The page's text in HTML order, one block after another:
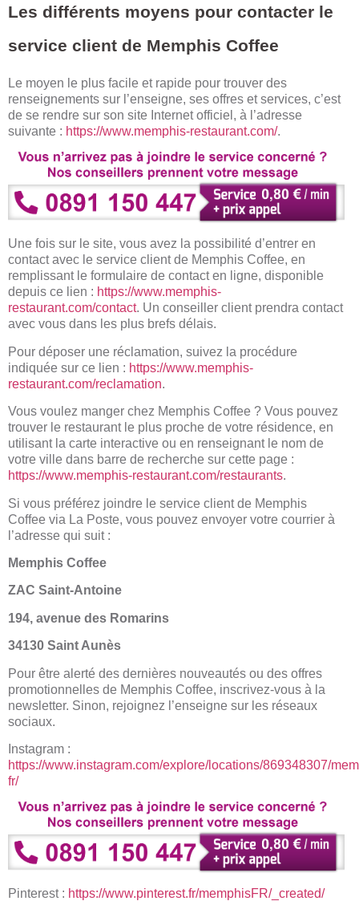
Les différents moyens pour contacter le
service client de Memphis Coffee
Le moyen le plus facile et rapide pour trouver des
renseignements sur l’enseigne, ses offres et services, c’est
de se rendre sur son site Internet officiel, à l’adresse
suivante : https://www.memphis-restaurant.com/.
Une fois sur le site, vous avez la possibilité d’entrer en
contact avec le service client de Memphis Coffee, en
remplissant le formulaire de contact en ligne, disponible
depuis ce lien : https://www.memphis-
restaurant.com/contact. Un conseiller client prendra contact
avec vous dans les plus brefs délais.
Pour déposer une réclamation, suivez la procédure
indiquée sur ce lien : https://www.memphis-
restaurant.com/reclamation.
Vous voulez manger chez Memphis Coffee ? Vous pouvez
trouver le restaurant le plus proche de votre résidence, en
utilisant la carte interactive ou en renseignant le nom de
votre ville dans barre de recherche sur cette page :
https://www.memphis-restaurant.com/restaurants.
Si vous préférez joindre le service client de Memphis
Coffee via La Poste, vous pouvez envoyer votre courrier à
l’adresse qui suit :
Memphis Coffee
ZAC Saint-Antoine
194, avenue des Romarins
34130 Saint Aunès
Pour être alerté des dernières nouveautés ou des offres
promotionnelles de Memphis Coffee, inscrivez-vous à la
newsletter. Sinon, rejoignez l’enseigne sur les réseaux
sociaux.
Instagram :
https://www.instagram.com/explore/locations/869348307/
fr/
Pinterest : https://www.pinterest.fr/memphisFR/_created/